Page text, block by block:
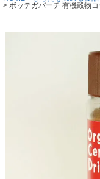
ボッテガバーチ 有機穀物